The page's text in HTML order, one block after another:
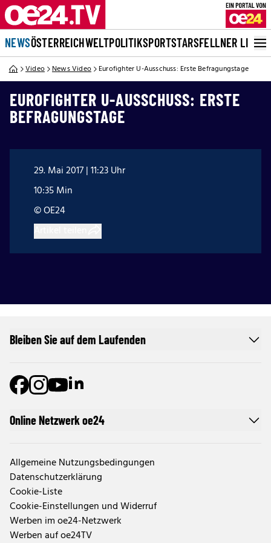
NEWSÖSTERREICHWELTPOLITIKSPORTSTARSFELLNER LIVE
Video News Video Eurofighter U-Ausschuss: Erste Befragungstage
EUROFIGHTER U-AUSSCHUSS: ERSTE
BEFRAGUNGSTAGE
29. Mai 2017 | 11:23 Uhr
10:35 Min
© OE24
Online Netzwerk oe24
Allgemeine Nutzungsbedingungen
Datenschutzerklärung
Cookie-Liste
Cookie-Einstellungen und Widerruf
Werben im oe24-Netzwerk
Werben auf oe24TV
Bleiben Sie auf dem Laufenden